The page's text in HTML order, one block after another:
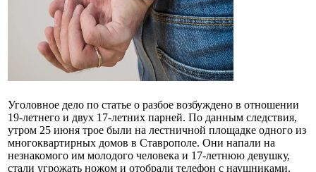
Уголовное дело по статье о разбое возбуждено в отношении
19-летнего и двух 17-летних парней. По данным следствия,
утром 25 июня трое были на лестничной площадке одного из
многоквартирных домов в Ставрополе. Они напали на
незнакомого им молодого человека и 17-летнюю девушку,
стали угрожать ножом и отобрали телефон с наушниками.